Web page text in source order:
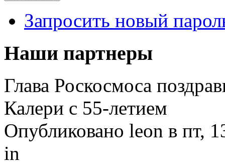
Запросить новый
Наши партнеры
Глава Роскосмоса
Калери с 55-летием
Опубликовано leon в пт,
in